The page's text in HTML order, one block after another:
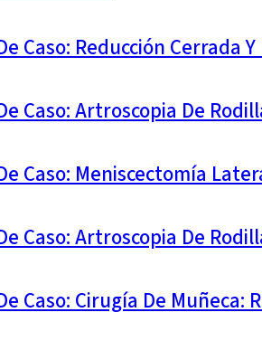
Caso: Reducción Cerrada
Caso: Artroscopia De
Caso: Meniscectomía
Caso: Artroscopia De
Caso: Cirugía De Muñeca: